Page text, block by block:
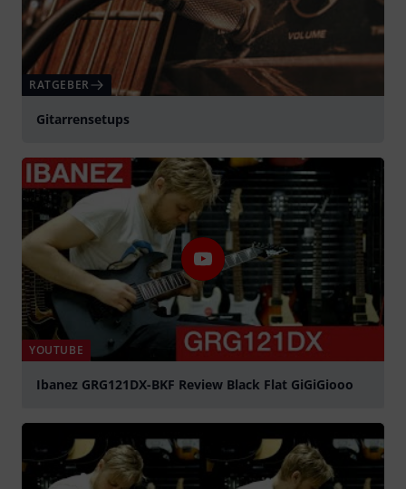
RATGEBER
Gitarrensetups
YOUTUBE
Ibanez GRG121DX-BKF Review Black Flat GiGiGiooo